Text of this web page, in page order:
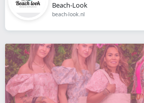
Beach-Look
beach-look.nl